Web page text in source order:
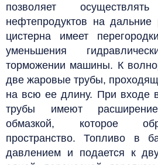
позволяет осуществлять
нефтепродуктов на дальние
цистерна имеет
уменьшения
торможении машины. К
две жаровые трубы,
на всю ее длину. При входе
трубы имеют
обмазкой, которое
пространство. Топливо в
давлением и подается к